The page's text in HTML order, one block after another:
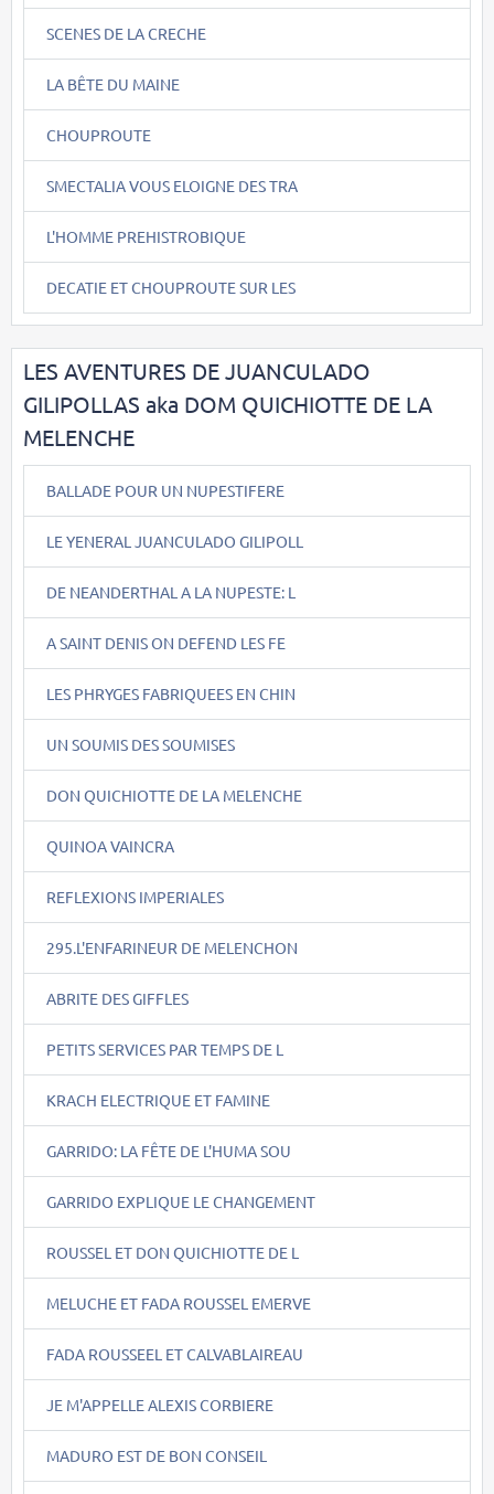
SCENES DE LA CRECHE
LA BÊTE DU MAINE
CHOUPROUTE
SMECTALIA VOUS ELOIGNE DES TRA
L'HOMME PREHISTROBIQUE
DECATIE ET CHOUPROUTE SUR LES
LES AVENTURES DE JUANCULADO
GILIPOLLAS aka DOM QUICHIOTTE DE LA
MELENCHE
BALLADE POUR UN NUPESTIFERE
LE YENERAL JUANCULADO GILIPOLL
DE NEANDERTHAL A LA NUPESTE: L
A SAINT DENIS ON DEFEND LES FE
LES PHRYGES FABRIQUEES EN CHIN
UN SOUMIS DES SOUMISES
DON QUICHIOTTE DE LA MELENCHE
QUINOA VAINCRA
REFLEXIONS IMPERIALES
295.L'ENFARINEUR DE MELENCHON
ABRITE DES GIFFLES
PETITS SERVICES PAR TEMPS DE L
KRACH ELECTRIQUE ET FAMINE
GARRIDO: LA FÊTE DE L'HUMA SOU
GARRIDO EXPLIQUE LE CHANGEMENT
ROUSSEL ET DON QUICHIOTTE DE L
MELUCHE ET FADA ROUSSEL EMERVE
FADA ROUSSEEL ET CALVABLAIREAU
JE M'APPELLE ALEXIS CORBIERE
MADURO EST DE BON CONSEIL